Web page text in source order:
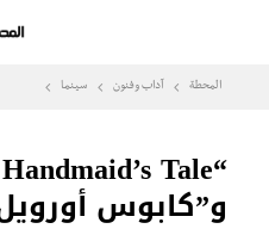
المحطة آداب وفنون سينما
و”كابوس